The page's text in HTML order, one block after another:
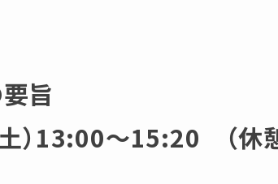
旨
）13:00～15:20 （休